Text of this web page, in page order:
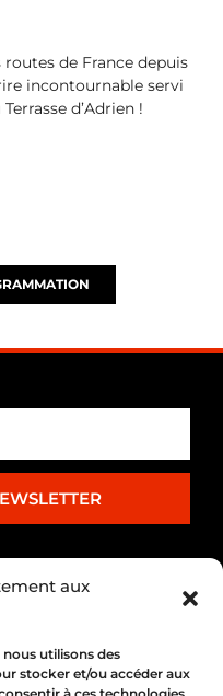
aux
utilisons des
stocker et/ou accéder aux
de France depuis
incontournable servi
d’Adrien !